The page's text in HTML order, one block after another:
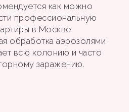
как можно
профессиональную
в Москве.
обработка аэрозолями
всю колонию и часто
заражению.